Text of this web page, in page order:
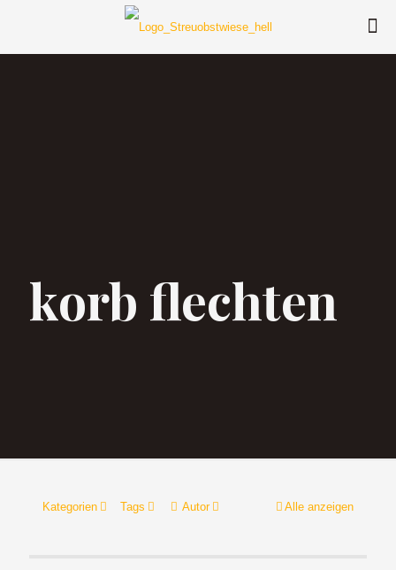
korb flechten
Kategorien Tags Autor Alle anzeigen